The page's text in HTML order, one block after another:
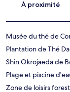
À proximité
Musée du thé de
Plantation de Thé
Shin Okrojaeda de
Plage et piscine
Zone de loisirs